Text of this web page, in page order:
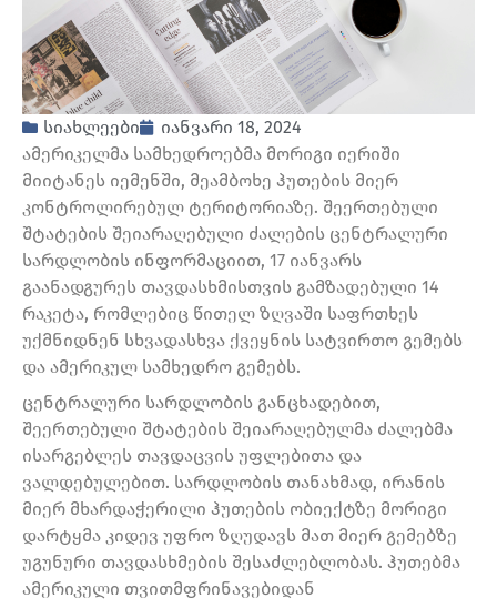
სიახლეები
იანვარი 18, 2024
ამერიკელმა სამხედროებმა მორიგი იერიში
მიიტანეს იემენში, მეამბოხე ჰუთების მიერ
კონტროლირებულ ტერიტორიაზე. შეერთებული
შტატების შეიარაღებული ძალების ცენტრალური
სარდლობის ინფორმაციით, 17 იანვარს
გაანადგურეს თავდასხმისთვის გამზადებული 14
რაკეტა, რომლებიც წითელ ზღვაში საფრთხეს
უქმნიდნენ სხვადასხვა ქვეყნის სატვირთო გემებს
და ამერიკულ სამხედრო გემებს.
ცენტრალური სარდლობის განცხადებით,
შეერთებული შტატების შეიარაღებულმა ძალებმა
ისარგებლეს თავდაცვის უფლებითა და
ვალდებულებით. სარდლობის თანახმად, ირანის
მიერ მხარდაჭერილი ჰუთების ობიექტზე მორიგი
დარტყმა კიდევ უფრო ზღუდავს მათ მიერ გემებზე
უგუნური თავდასხმების შესაძლებლობას. ჰუთებმა
ამერიკული თვითმფრინავებიდან